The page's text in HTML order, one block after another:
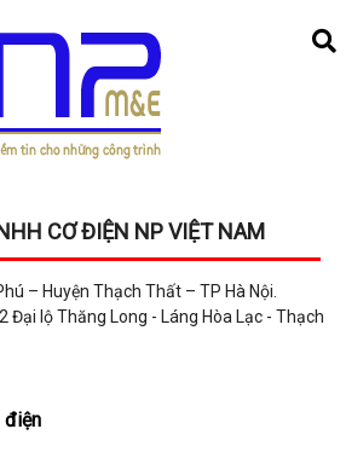
CƠ ĐIỆN NP VIỆT NAM
– Huyện Thạch Thất – TP Hà Nội.
Đại lộ Thăng Long - Láng Hòa Lạc - Thạch
điện